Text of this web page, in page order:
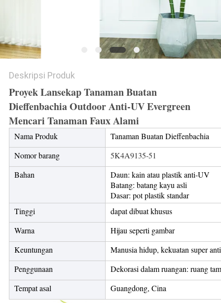
Deskripsi Produk
Proyek Lansekap Tanaman Buatan
Dieffenbachia Outdoor Anti-UV Evergreen
Mencari Tanaman Faux Alami
Nama Produk
Tanaman Buatan Dieffenbachia
Nomor barang
5K4A9135-51
Bahan
Daun: kain atau plastik anti-UV
Batang: batang kayu asli
Dasar: pot plastik standar
Tinggi
dapat dibuat khusus
Warna
Hijau seperti gambar
Keuntungan
Manusia hidup, kekuatan super
Penggunaan
Dekorasi dalam ruangan: ruang
Tempat asal
Guangdong, Cina